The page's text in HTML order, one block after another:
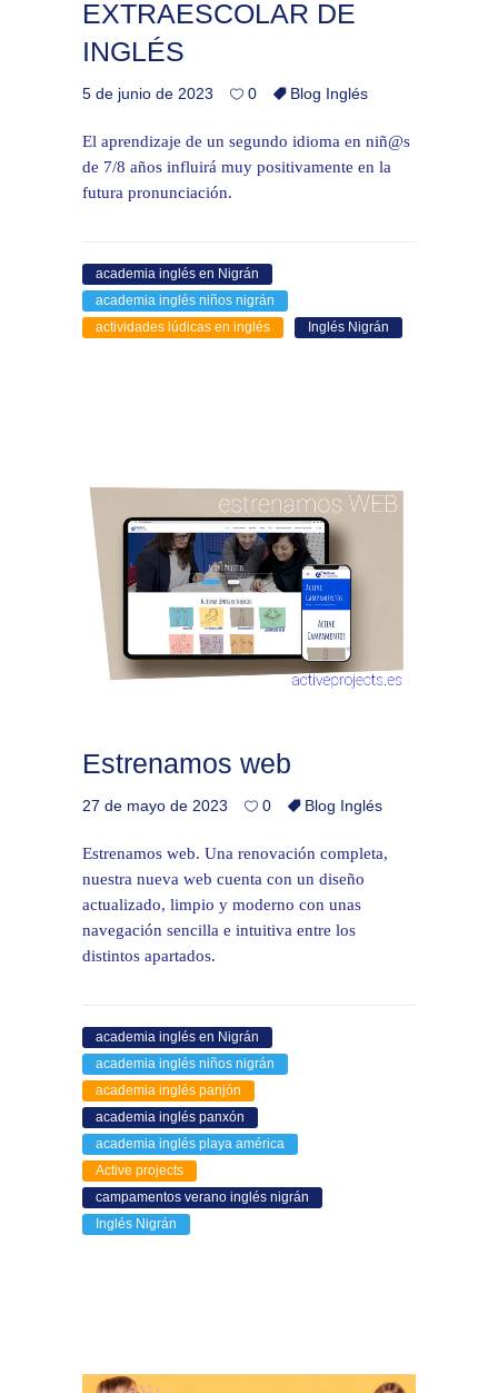
EXTRAESCOLAR DE
INGLÉS
5 de junio de 2023 0 Blog Inglés
El aprendizaje de un segundo idioma en niñ@s
de 7/8 años influirá muy positivamente en la
futura pronunciación.
academia inglés en Nigrán
academia inglés niños nigrán
actividades lúdicas en inglés
Inglés Nigrán
Estrenamos web
27 de mayo de 2023 0 Blog Inglés
Estrenamos web. Una renovación completa,
nuestra nueva web cuenta con un diseño
actualizado, limpio y moderno con unas
navegación sencilla e intuitiva entre los
distintos apartados.
academia inglés en Nigrán
academia inglés niños nigrán
academia inglés panjón
academia inglés panxón
academia inglés playa américa
Active projects
campamentos verano inglés nigrán
Inglés Nigrán